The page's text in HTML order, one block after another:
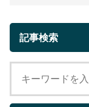
記事検索